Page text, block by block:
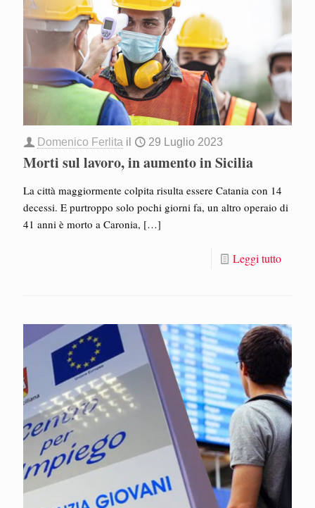
Domenico Ferlita il 29 Luglio 2023
Morti sul lavoro, in aumento in Sicilia
La città maggiormente colpita risulta essere Catania con 14
decessi. E purtroppo solo pochi giorni fa, un altro operaio di
41 anni è morto a Caronia, […]
Leggi tutto